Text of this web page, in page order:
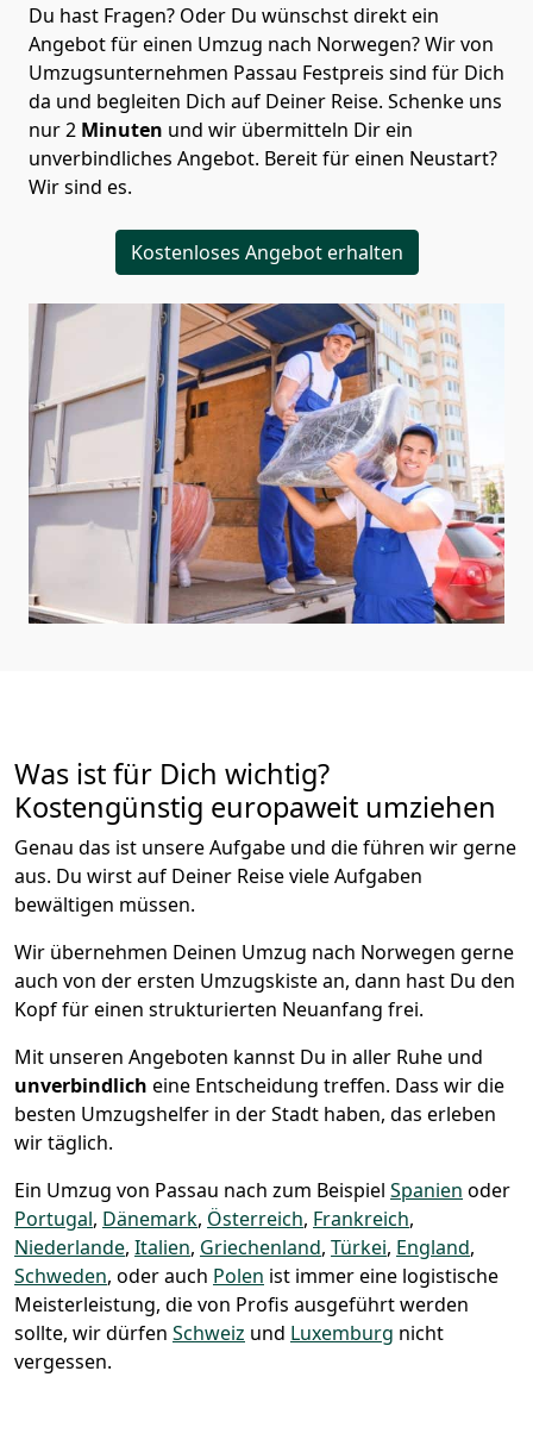
Du hast Fragen? Oder Du wünschst direkt ein
Angebot für einen Umzug nach Norwegen? Wir von
Umzugsunternehmen Passau Festpreis sind für Dich
da und begleiten Dich auf Deiner Reise. Schenke uns
nur2 Minuten und wir übermitteln Dir ein
unverbindliches Angebot. Bereit für einen Neustart?
Wir sind es.
Kostenloses Angebot erhalten
Was ist für Dich wichtig?
Kostengünstig europaweit umziehen
Genau das ist unsere Aufgabe und die führen wir gerne
aus. Du wirst auf Deiner Reise viele Aufgaben
bewältigen müssen.
Wir übernehmen Deinen Umzug nach Norwegen gerne
auch von der ersten Umzugskiste an, dann hast Du den
Kopf für einen strukturierten Neuanfang frei.
Mit unseren Angeboten kannst Du in aller Ruhe und
unverbindlich eine Entscheidung treffen. Dass wir die
besten Umzugshelfer in der Stadt haben, das erleben
wir täglich.
Ein Umzug von Passau nach zum Beispiel Spanien oder
Portugal, Dänemark, Österreich, Frankreich,
Niederlande, Italien, Griechenland, Türkei, England,
Schweden, oder auch Polen ist immer eine logistische
Meisterleistung, die von Profis ausgeführt werden
sollte, wir dürfen Schweiz und Luxemburg nicht
vergessen.